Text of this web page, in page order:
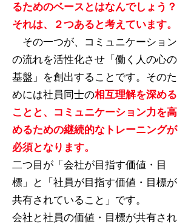
るためのベースとはなんでしょう？
​それは、２つあると考えています。
その一つが、コミュニケーション
の流れを活性化させ「働く人の心の
基盤」を創出することです。そのた
めには​社員同士の相互理解を深める
ことと、コミュニケーション力を高
めるための継続的なトレーニングが
必須となります。
二つ目が「会社が目指す価値・目
標」と「社員が目指す価値・目標が
共有されていること」です。
会社と社員の価値・目標が共有され